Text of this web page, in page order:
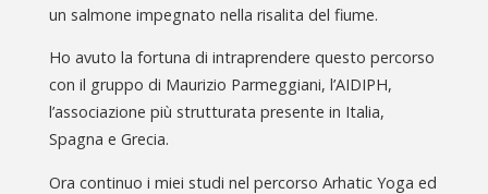
un salmone impegnato nella risalita del fiume.
Ho avuto la fortuna di intraprendere questo percorso
con il gruppo di Maurizio Parmeggiani, l’AIDIPH,
l’associazione più strutturata presente in Italia,
Spagna e Grecia.
Ora continuo i miei studi nel percorso Arhatic Yoga ed